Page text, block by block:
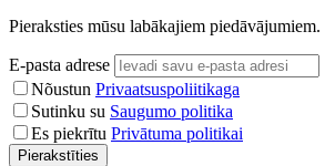
Pieraksties mūsu labākajiem piedāvājumiem.
E-pasta adrese
Nõustun Privaatsuspoliitikaga
Sutinku su Saugumo politika
Es piekrītu Privātuma politikai
Pierakstīties